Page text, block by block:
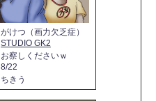
がけつ（画力欠乏症）
STUDIO GK2
お察しくださいｗ
8/22
ちきう